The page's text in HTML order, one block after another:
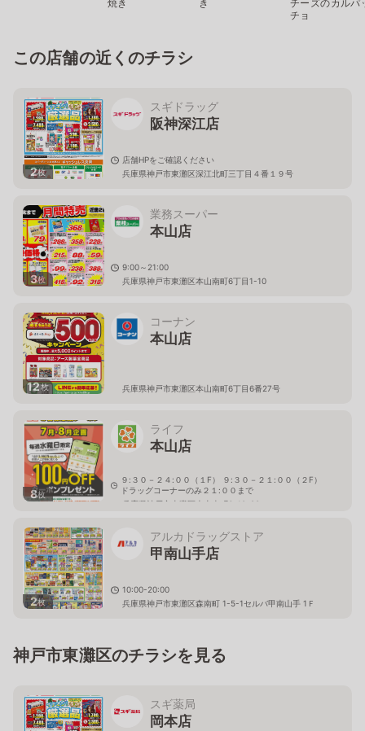
焼き き
チーズのカルパ
チョ
この店舗の近くのチラシ
2枚
スギドラッグ
阪神深江店
店舗HPをご確認ください
兵庫県神戸市東灘区深江北町三丁目４番１９号
3枚
業務スーパー
本山店
9:00～21:00
兵庫県神戸市東灘区本山南町6丁目1-10
12枚
コーナン
本山店
兵庫県神戸市東灘区本山南町6丁目6番27号
8枚
ライフ
本山店
９:３０－２４:００（１F） ９:３０－２１:００（２F）
ドラッグコーナーのみ２１:００まで
兵庫県神戸市東灘区本山南町6-10-28
2枚
アルカドラッグストア
甲南山手店
10:00-20:00
兵庫県神戸市東灘区森南町 1-5-1セルバ甲南山手 1Ｆ
神戸市東灘区のチラシを見る
スギ薬局
岡本店